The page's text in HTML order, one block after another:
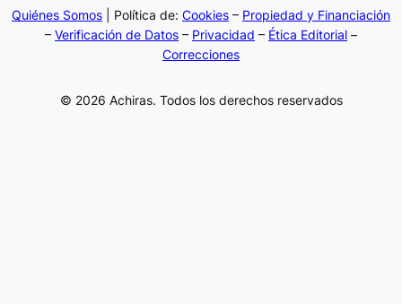
Quiénes Somos | Política de: Cookies – Propiedad y Financiación
– Verificación de Datos – Privacidad – Ética Editorial –
Correcciones
© 2026 Achiras. Todos los derechos reservados